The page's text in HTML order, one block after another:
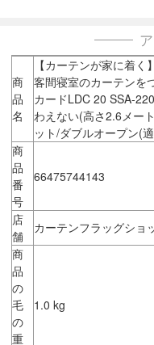
商
品
名
【カーテンが家に着
客間寝室のカーテンを
カードLDC 20 SSA-
わえない(高さ2.6メー
ット/ダブルオープン(
商
品
番
号
66475744143
店
舗
カーテンフラッグショ
商
品
の
毛
の
重
1.0 kg